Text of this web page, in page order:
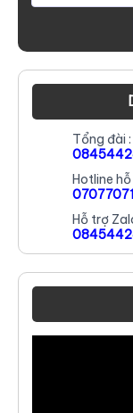
Tổng đài :
Hotline
Hỗ trợ